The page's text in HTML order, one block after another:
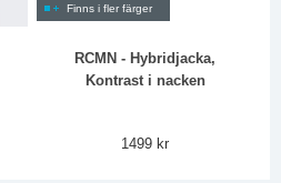
Finns i fler färger
RCMN - Hybridjacka,
Kontrast i nacken
1499 kr